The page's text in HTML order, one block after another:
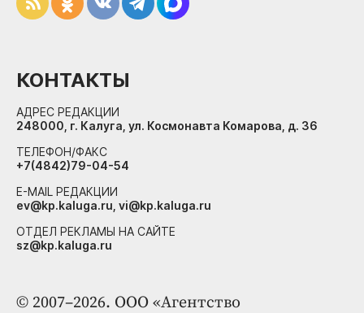
© 2007–2026. ООО «Агентство
КОНТАКТЫ
АДРЕС РЕДАКЦИИ
248000, г. Калуга, ул. Космонавта Комарова, д. 36
ТЕЛЕФОН/ФАКС
+7(4842)79-04-54
E-MAIL РЕДАКЦИИ
ev@kp.kaluga.ru, vi@kp.kaluga.ru
ОТДЕЛ РЕКЛАМЫ НА САЙТЕ
sz@kp.kaluga.ru